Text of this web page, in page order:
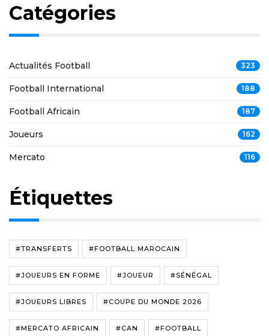
Catégories
Actualités Football 323
Football International 188
Football Africain 187
Joueurs 162
Mercato 116
Étiquettes
#TRANSFERTS #FOOTBALL MAROCAIN
#JOUEURS EN FORME #JOUEUR #SÉNÉGAL
#JOUEURS LIBRES #COUPE DU MONDE 2026
#MERCATO AFRICAIN #CAN #FOOTBALL